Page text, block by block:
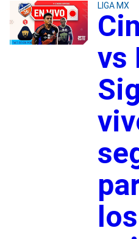
LIGA MX
vs
los